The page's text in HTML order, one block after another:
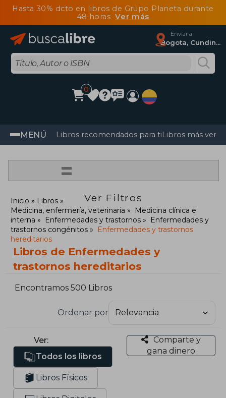
Hasta 30% dcto en libros de Grupo Planeta durante
48 horasVer más
Enviar a
Bogota, Cundinamarca
0
MENÚ Libros recomendados para tiLibros más
=
Ver Filtros
Inicio
Libros
Medicina, enfermería, veterinaria
Medicina clínica e
interna
Enfermedades y trastornos
Enfermedades y
trastornos congénitos
Enfermedades y trastornos
hereditarios
Libros de Enfermedades y
trastornos hereditarios
Encontramos 500 Libros
Ordenar por
Ver:
Todos los libros
Libros Físicos
Comparte y
gana dinero